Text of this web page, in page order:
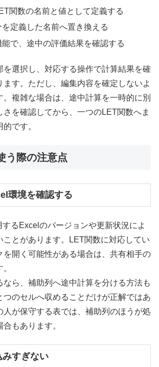
関数の名前と値として定義する
定義した名前へ置き換える
で、途中の評価結果を確認する
を選択し、対応する操作で計算結果を確
ます。ただし、編集内容を確定しないよ
。複雑な場合は、途中計算を一時的に別
さを確認してから、一つのLET関数へま
です。
う際の注意点
環境を確認する
するExcelのバージョンや更新状況によ
ことがあります。LET関数に対応してい
を開く可能性がある場合は、共有相手の
なら、補助列へ途中計算を分ける方法も
つのセルへ収めることだけが正解ではあ
人が保守する表では、補助列のほうが処
もあります。
すぎない